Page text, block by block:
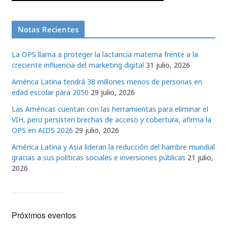
Notas Recientes
La OPS llama a proteger la lactancia materna frente a la
creciente influencia del marketing digital 31 julio, 2026
América Latina tendrá 38 millones menos de personas en
edad escolar para 2050 29 julio, 2026
Las Américas cuentan con las herramientas para eliminar el
VIH, pero persisten brechas de acceso y cobertura, afirma la
OPS en AIDS 2026 29 julio, 2026
América Latina y Asia lideran la reducción del hambre mundial
gracias a sus políticas sociales e inversiones públicas 21 julio,
2026
Próximos eventos